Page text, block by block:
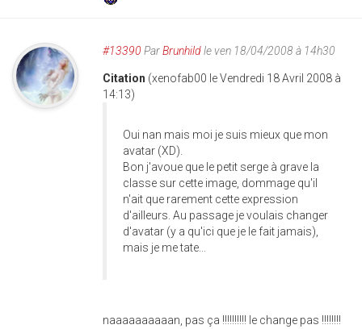
#13390 ParBrunhildle ven 18/04/2008 à 14h30
Citation (xenofab00 le Vendredi 18 Avril 2008 à
14:13)
Oui nan mais moi je suis mieux que mon
avatar (XD).
Bon j'avoue que le petit serge à grave la
classe sur cette image, dommage qu'il
n'ait que rarement cette expression
d'ailleurs. Au passage je voulais changer
d'avatar (y a qu'ici que je le fait jamais),
mais je me tate...
naaaaaaaaaan, pas ça !!!!!!!!!! le change pas !!!!!!!!